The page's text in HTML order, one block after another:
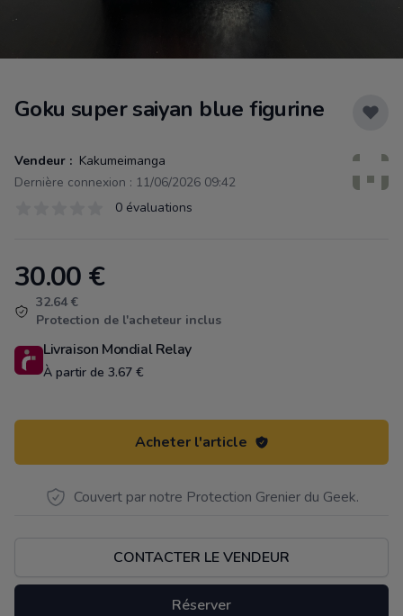
Goku super saiyan blue figurine
Vendeur : Kakumeimanga
Dernière connexion : 11/06/2026 09:42
0 évaluations
Product information
30.00 €
32.64 €
Protection de l'acheteur inclus
Livraison Mondial Relay
À partir de 3.67 €
Acheter l'article
Couvert par notre Protection Grenier du Geek.
CONTACTER LE VENDEUR
Réserver